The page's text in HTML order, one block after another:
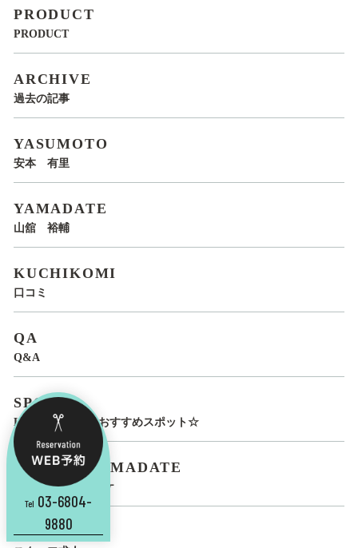
PRODUCT
PRODUCT
ARCHIVE
過去の記事
YASUMOTO
安本 有里
YAMADATE
山舘 裕輔
KUCHIKOMI
口コミ
QA
Q&A
SPOT
LUCIRO STAFF おすすめスポット☆
YUSUKE-YAMADATE
ヤマダテ ユウスケ
RECRUIT
Tel 03-6804-
9880